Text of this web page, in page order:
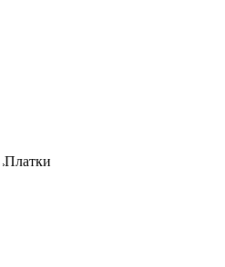
Платки